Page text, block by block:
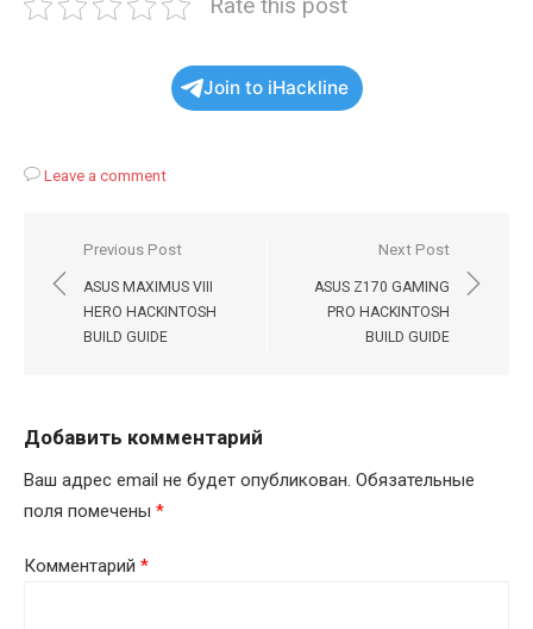
Join to iHackline
Leave a comment
Навигация
по
записям
Previous Post
ASUS MAXIMUS VIII
HERO HACKINTOSH
BUILD GUIDE
Next Post
ASUS Z170 GAMING
PRO HACKINTOSH
BUILD GUIDE
Добавить комментарий
Ваш адрес email не будет опубликован. Обязательные
поля помечены *
Комментарий *